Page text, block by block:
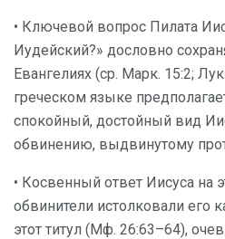
• Ключевой вопрос Пилата
Иудейский?» дословно
Евангелиях (ср. Марк. 15:2;
греческом языке
спокойный, достойный вид
обвинению, выдвинутому
• Косвенный ответ Иисуса на
обвинители истолковали его
этот титул (Мф. 26:63–64),